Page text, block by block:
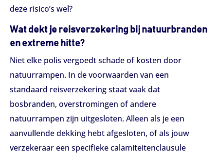
deze risico’s wel?
Wat dekt je reisverzekering bij natuurbranden
en extreme hitte?
Niet elke polis vergoedt schade of kosten door
natuurrampen. In de voorwaarden van een
standaard reisverzekering staat vaak dat
bosbranden, overstromingen of andere
natuurrampen zijn uitgesloten. Alleen als je een
aanvullende dekking hebt afgesloten, of als jouw
verzekeraar een specifieke calamiteitenclausule